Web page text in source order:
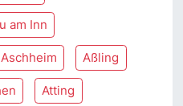
am Inn
Aschheim Aßling
Atting